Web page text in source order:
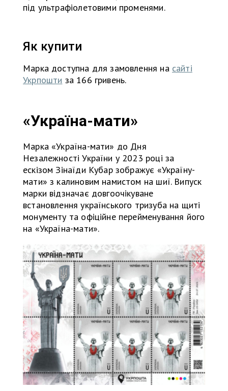
під ультрафіолетовими променями.
Як купити
Марка доступна для замовлення на сайті
Укрпошти за 166 гривень.
«Україна-мати»
Марка «Україна-мати» до Дня
Незалежності України у 2023 році за
ескізом Зінаїди Кубар зображує «Україну-
мати» з калиновим намистом на шиї. Випуск
марки відзначає довгоочікуване
встановлення українського тризуба на щиті
монументу та офіційне перейменування його
на «Україна-мати».